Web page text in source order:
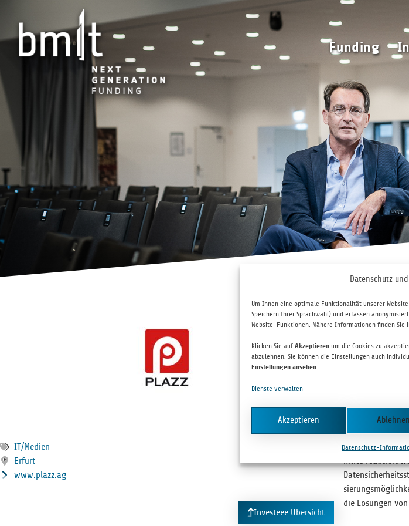
Datenschutz
Um Ihnen eine optimale Funktionalität unserer
Speichern Ihrer Sprachwahl) und erfassen
Website-Funktionen. Nähere Informationen finden Sie
Klicken Sie auf Akzeptieren um die Cookies zu
abzulehnen. Sie können die Einstellungen auch
Einstellungen ansehen
Dienste verwalten
Akzeptieren Ablehnen
Datenschutz-
Funding
INVESTEE
plazz
PLAZZ AG
IT/Medien
Erfurt
www.plazz.ag
Investeee Übersicht
Die plazz AG
mu­nity Platt­form
den,
ni­ties rea­li­siert
die Lösun­gen